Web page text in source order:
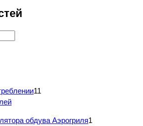
11
обдува Аэрогриля1